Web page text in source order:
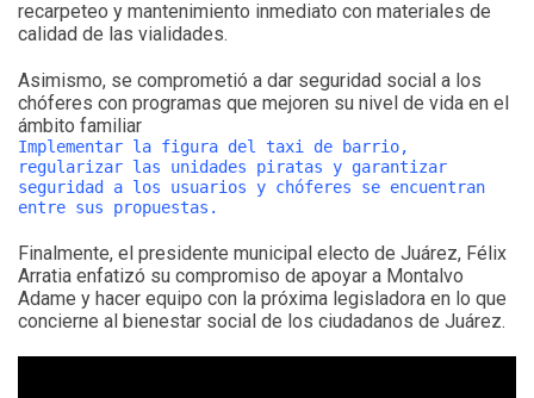
recarpeteo y mantenimiento inmediato con materiales de
calidad de las vialidades.
Asimismo, se comprometió a dar seguridad social a los
chóferes con programas que mejoren su nivel de vida en el
ámbito familiar
Implementar la figura del taxi de barrio,
regularizar las unidades piratas y garantizar
seguridad a los usuarios y chóferes se encuentran
entre sus propuestas.
Finalmente, el presidente municipal electo de Juárez, Félix
Arratia enfatizó su compromiso de apoyar a Montalvo
Adame y hacer equipo con la próxima legisladora en lo que
concierne al bienestar social de los ciudadanos de Juárez.